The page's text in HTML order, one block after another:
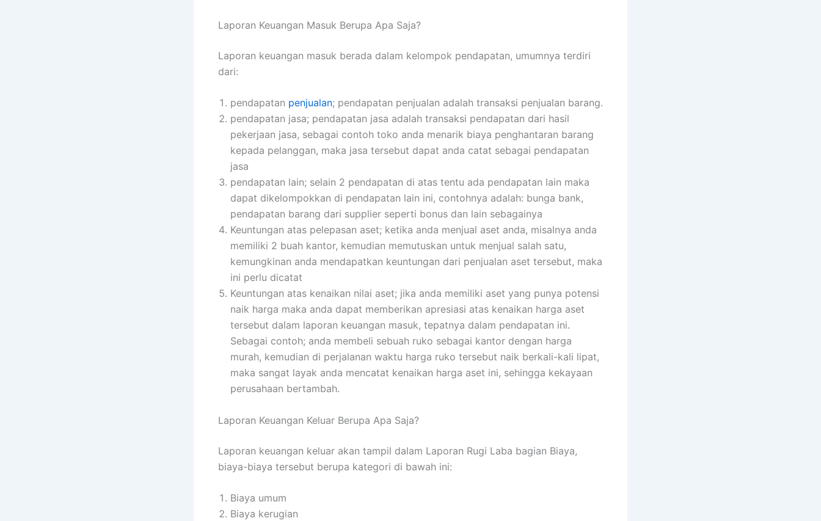
Laporan Keuangan Masuk Berupa Apa Saja?
Laporan keuangan masuk berada dalam kelompok pendapatan, umumnya terdiri
dari:
pendapatan penjualan; pendapatan penjualan adalah transaksi penjualan barang.
pendapatan jasa; pendapatan jasa adalah transaksi pendapatan dari hasil
pekerjaan jasa, sebagai contoh toko anda menarik biaya penghantaran barang
kepada pelanggan, maka jasa tersebut dapat anda catat sebagai pendapatan
jasa
pendapatan lain; selain 2 pendapatan di atas tentu ada pendapatan lain maka
dapat dikelompokkan di pendapatan lain ini, contohnya adalah: bunga bank,
pendapatan barang dari supplier seperti bonus dan lain sebagainya
Keuntungan atas pelepasan aset; ketika anda menjual aset anda, misalnya anda
memiliki 2 buah kantor, kemudian memutuskan untuk menjual salah satu,
kemungkinan anda mendapatkan keuntungan dari penjualan aset tersebut, maka
ini perlu dicatat
Keuntungan atas kenaikan nilai aset; jika anda memiliki aset yang punya potensi
naik harga maka anda dapat memberikan apresiasi atas kenaikan harga aset
tersebut dalam laporan keuangan masuk, tepatnya dalam pendapatan ini.
Sebagai contoh; anda membeli sebuah ruko sebagai kantor dengan harga
murah, kemudian di perjalanan waktu harga ruko tersebut naik berkali-kali lipat,
maka sangat layak anda mencatat kenaikan harga aset ini, sehingga kekayaan
perusahaan bertambah.
Laporan Keuangan Keluar Berupa Apa Saja?
Laporan keuangan keluar akan tampil dalam Laporan Rugi Laba bagian Biaya,
biaya-biaya tersebut berupa kategori di bawah ini:
Biaya umum
Biaya kerugian